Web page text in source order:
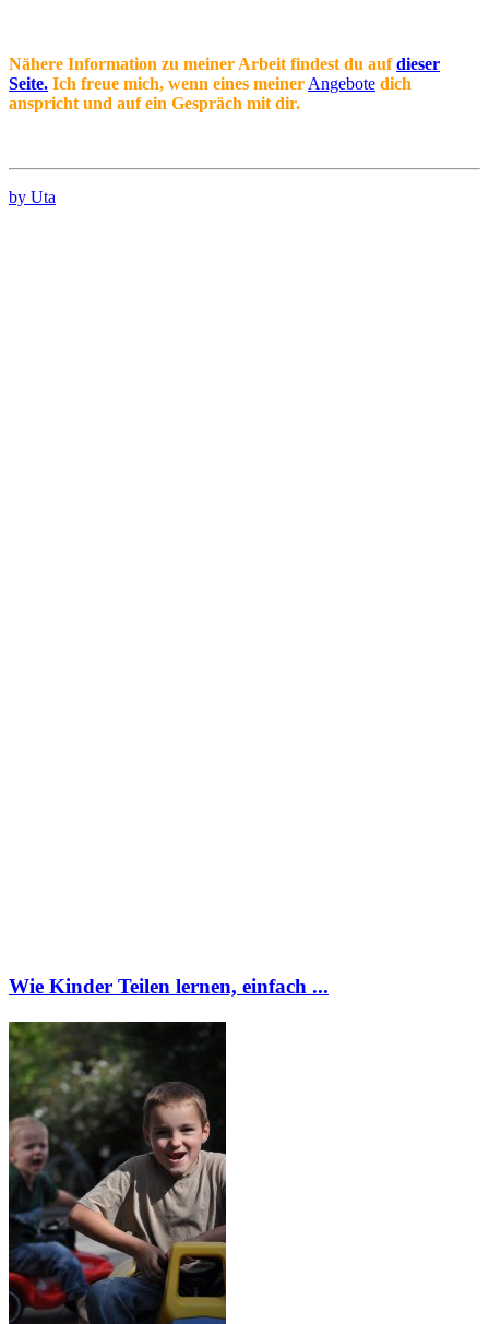
Nähere Information zu meiner Arbeit findest du aufdieser
Seite. Ich freue mich, wenn eines meiner Angebote dich
anspricht und auf ein Gespräch mit dir.
by Uta
Wie Kinder Teilen lernen, einfach ...